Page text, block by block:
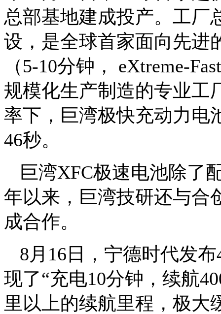
总部基地建成投产。工厂
设，是全球首家面向先进
（5-10分钟， eXtreme-
规模化生产制造的专业工
率下，巨湾极快充动力电
46秒。
巨湾XFC极速电池除了
年以来，巨湾技研还与合
成合作。
8月16日，宁德时代发
现了“充电10分钟，续航
里以上的续航里程，极大